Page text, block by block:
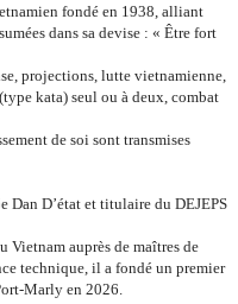
fondé en 1938, alliant
dans sa devise : « Être fort
projections, lutte vietnamienne,
kata) seul ou à deux, combat
de soi sont transmises
Dan D’état et titulaire du DEJEPS
Vietnam auprès de maîtres de
technique, il a fondé un premier
Marly en 2026.